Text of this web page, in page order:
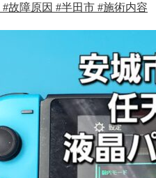
#故障原因 #半田市 #施術内容